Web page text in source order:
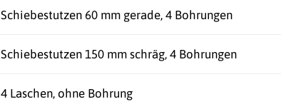
Schiebestutzen 60 mm gerade, 4 Bohrungen
Schiebestutzen 150 mm schräg, 4 Bohrungen
4 Laschen, ohne Bohrung